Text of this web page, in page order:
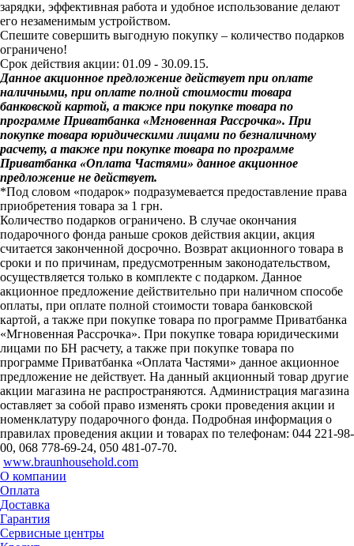
зарядки, эффективная работа и удобное использование делают
его незаменимым устройством.
Спешите совершить выгодную покупку – количество подарков
ограничено!
Срок действия акции: 01.09 - 30.09.15.
Данное акционное предложение действует при оплате
наличными, при оплате полной стоимости товара
банковской картой, а также при покупке товара по
программе Приватбанка «Мгновенная Рассрочка». При
покупке товара юридическими лицами по безналичному
расчету, а также при покупке товара по программе
Приватбанка «Оплата Частями» данное акционное
предложение не действует.
*Под словом «подарок» подразумевается предоставление права
приобретения товара за 1 грн.
Количество подарков ограничено. В случае окончания
подарочного фонда раньше сроков действия акции, акция
считается законченной досрочно. Возврат акционного товара в
сроки и по причинам, предусмотренным законодательством,
осуществляется только в комплекте с подарком. Данное
акционное предложение действительно при наличном способе
оплаты, при оплате полной стоимости товара банковской
картой, а также при покупке товара по программе Приватбанка
«Мгновенная Рассрочка». При покупке товара юридическими
лицами по БН расчету, а также при покупке товара по
программе Приватбанка «Оплата Частями» данное акционное
предложение не действует. На данный акционный товар другие
акции магазина не распространяются. Администрация магазина
оставляет за собой право изменять сроки проведения акции и
номенклатуру подарочного фонда. Подробная информация о
правилах проведения акции и товарах по телефонам: 044 221-98-
00, 068 778-69-24, 050 481-07-70.
www.braunhousehold.com
О компании
Оплата
Доставка
Гарантия
Сервисные центры